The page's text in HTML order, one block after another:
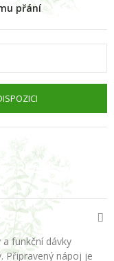
přání
funkční dávky
Připravený nápoj je